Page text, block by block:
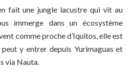
fait une jungle lacustre qui vit au
immerge dans un écosystème
comme proche d’Iquitos, elle est
peut y entrer depuis Yurimaguas et
via Nauta.